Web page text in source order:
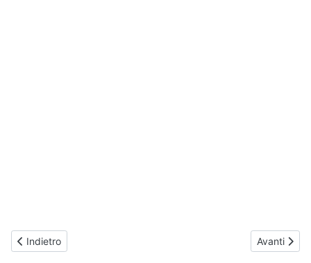
Articolo precedente: Volswagen Touareg (dal 2018) - Consumi
Indietro Articolo
Avanti